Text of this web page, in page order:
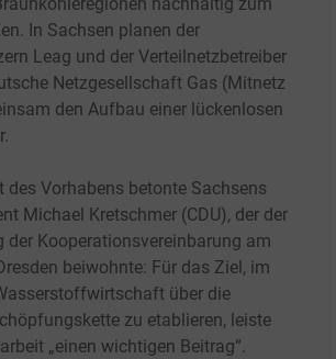
In Sachsen planen der
Leag und der Verteilnetzbetreiber
Netzgesellschaft Gas (Mitnetz
den Aufbau einer lückenlosen
des Vorhabens betonte Sachsens
Michael Kretschmer (CDU), der der
der Kooperationsvereinbarung am
beiwohnte: Für das Ziel, im
über die
zu etablieren, leiste
„einen wichtigen Beitrag“.